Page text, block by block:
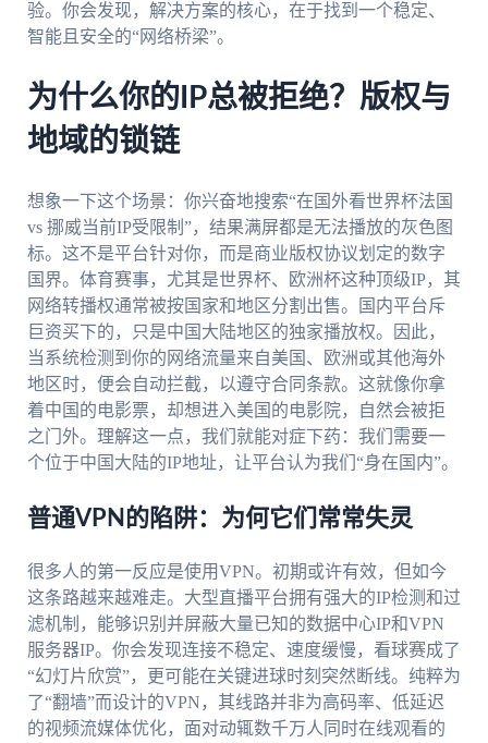
验。你会发现，解决方案的核心，在于找到一个稳定、
智能且安全的“网络桥梁”。
为什么你的IP总被拒绝？版权与
地域的锁链
想象一下这个场景：你兴奋地搜索“在国外看世界杯法国
vs 挪威当前IP受限制”，结果满屏都是无法播放的灰色图
标。这不是平台针对你，而是商业版权协议划定的数字
国界。体育赛事，尤其是世界杯、欧洲杯这种顶级IP，其
网络转播权通常被按国家和地区分割出售。国内平台斥
巨资买下的，只是中国大陆地区的独家播放权。因此，
当系统检测到你的网络流量来自美国、欧洲或其他海外
地区时，便会自动拦截，以遵守合同条款。这就像你拿
着中国的电影票，却想进入美国的电影院，自然会被拒
之门外。理解这一点，我们就能对症下药：我们需要一
个位于中国大陆的IP地址，让平台认为我们“身在国内”。
普通VPN的陷阱：为何它们常常失灵
很多人的第一反应是使用VPN。初期或许有效，但如今
这条路越来越难走。大型直播平台拥有强大的IP检测和过
滤机制，能够识别并屏蔽大量已知的数据中心IP和VPN
服务器IP。你会发现连接不稳定、速度缓慢，看球赛成了
“幻灯片欣赏”，更可能在关键进球时刻突然断线。纯粹为
了“翻墙”而设计的VPN，其线路并非为高码率、低延迟
的视频流媒体优化，面对动辄数千万人同时在线观看的